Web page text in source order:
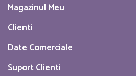
Magazinul Meu
Clienti
Date Comerciale
Suport Clienti